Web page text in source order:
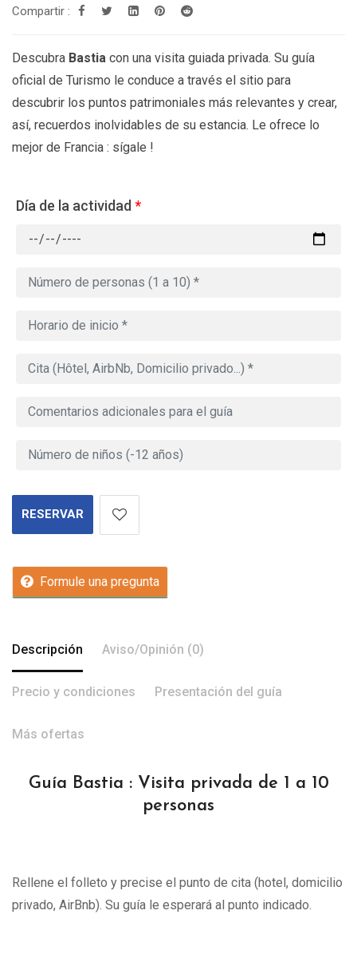
Compartir :
Descubra Bastia con una visita guiada privada. Su guía
oficial de Turismo le conduce a través el sitio para
descubrir los puntos patrimoniales más relevantes y crear,
así, recuerdos inolvidables de su estancia. Le ofrece lo
mejor de Francia : sígale !
Día de la actividad*
RESERVAR
Formule una pregunta
Descripción Aviso/Opinión (0)
Precio y condiciones Presentación del guía
Más ofertas
Guía Bastia : Visita privada de 1 a 10
personas
Rellene el folleto y precise el punto de cita (hotel, domicilio
privado, AirBnb). Su guía le esperará al punto indicado.